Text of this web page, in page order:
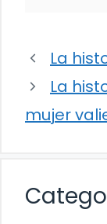
La
La
mujer